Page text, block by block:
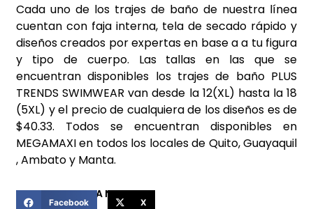
Cada uno de los trajes de baño de nuestra línea
cuentan con faja interna, tela de secado rápido y
diseños creados por expertas en base a a tu figura
y tipo de cuerpo. Las tallas en las que se
encuentran disponibles los trajes de baño PLUS
TRENDS SWIMWEAR van desde la 12(XL) hasta la 18
(5XL) y el precio de cualquiera de los diseños es de
$40.33. Todos se encuentran disponibles en
MEGAMAXI en todos los locales de Quito, Guayaquil
, Ambato y Manta.
COMPARTIR ESTA NOTICIA
Facebook X